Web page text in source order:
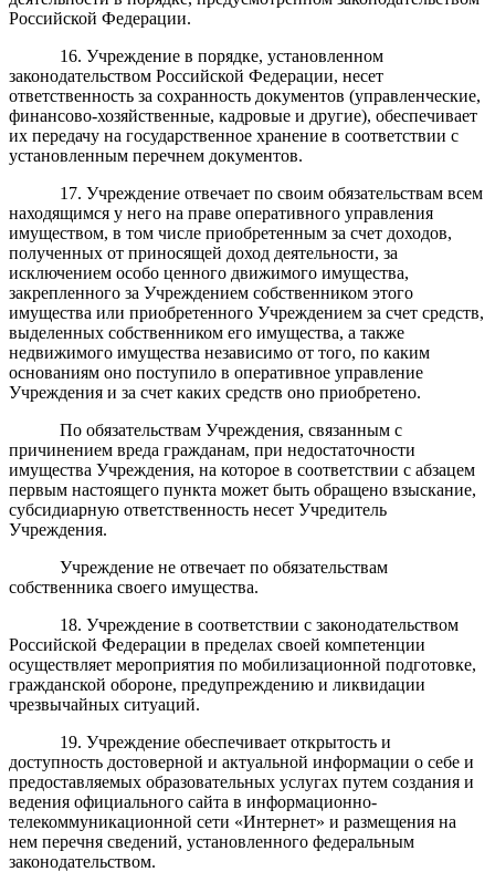
Российской Федерации.
16. Учреждение в порядке, установленном
законодательством Российской Федерации, несет
ответственность за сохранность документов (управленческие,
финансово-хозяйственные, кадровые и другие), обеспечивает
их передачу на государственное хранение в соответствии с
установленным перечнем документов.
17. Учреждение отвечает по своим обязательствам всем
находящимся у него на праве оперативного управления
имуществом, в том числе приобретенным за счет доходов,
полученных от приносящей доход деятельности, за
исключением особо ценного движимого имущества,
закрепленного за Учреждением собственником этого
имущества или приобретенного Учреждением за счет средств,
выделенных собственником его имущества, а также
недвижимого имущества независимо от того, по каким
основаниям оно поступило в оперативное управление
Учреждения и за счет каких средств оно приобретено.
По обязательствам Учреждения, связанным с
причинением вреда гражданам, при недостаточности
имущества Учреждения, на которое в соответствии с абзацем
первым настоящего пункта может быть обращено взыскание,
субсидиарную ответственность несет Учредитель
Учреждения.
Учреждение не отвечает по обязательствам
собственника своего имущества.
18. Учреждение в соответствии с законодательством
Российской Федерации в пределах своей компетенции
осуществляет мероприятия по мобилизационной подготовке,
гражданской обороне, предупреждению и ликвидации
чрезвычайных ситуаций.
19. Учреждение обеспечивает открытость и
доступность достоверной и актуальной информации о себе и
предоставляемых образовательных услугах путем создания и
ведения официального сайта в информационно-
телекоммуникационной сети «Интернет» и размещения на
нем перечня сведений, установленного федеральным
законодательством.